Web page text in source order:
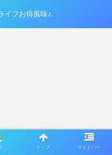
イフお得風味♪.
トップ サイドバー